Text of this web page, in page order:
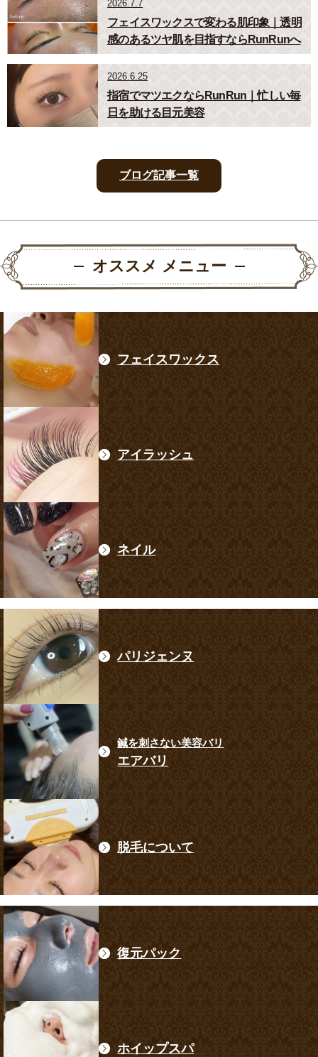
2026.7.7
フェイスワックスで変わる肌印象｜透明
感のあるツヤ肌を目指すならRunRunへ
2026.6.25
指宿でマツエクならRunRun｜忙しい毎
日を助ける目元美容
ブログ記事一覧
オススメ メニュー
フェイスワックス
アイラッシュ
ネイル
パリジェンヌ
鍼を刺さない美容バリ
エアバリ
脱毛について
復元パック
ホイップスパ